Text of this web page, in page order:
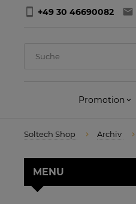
+49 30 46690082
Promotion
Soltech Shop Archiv
MENU